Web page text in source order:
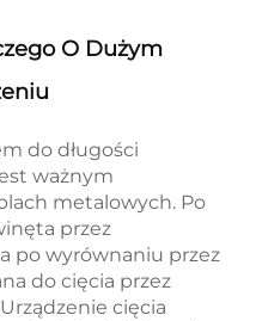
O Dużym
do długości
ważnym
metalowych. Po
przez
po wyrównaniu przez
do cięcia przez
cięcia